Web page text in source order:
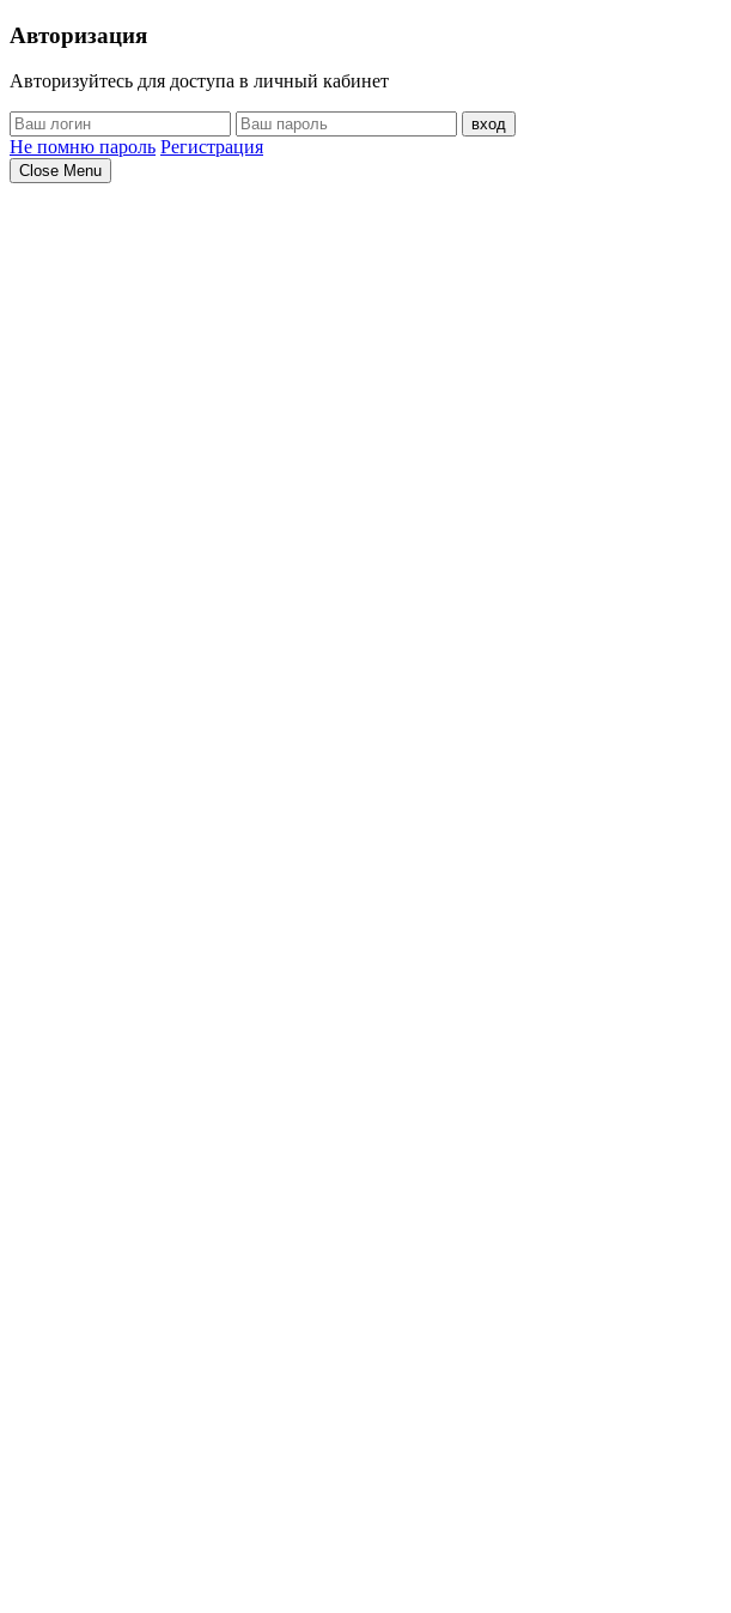
Авторизация
Авторизуйтесь для доступа в личный кабинет
вход
Не помню пароль Регистрация
Close Menu